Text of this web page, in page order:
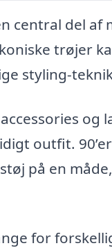
central del
trøjer
styling-
og
outfit.
på en
for